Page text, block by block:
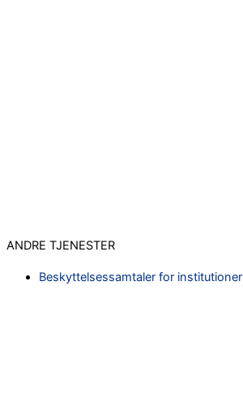
ANDRE TJENESTER
Beskyttelsessamtaler for institutioner